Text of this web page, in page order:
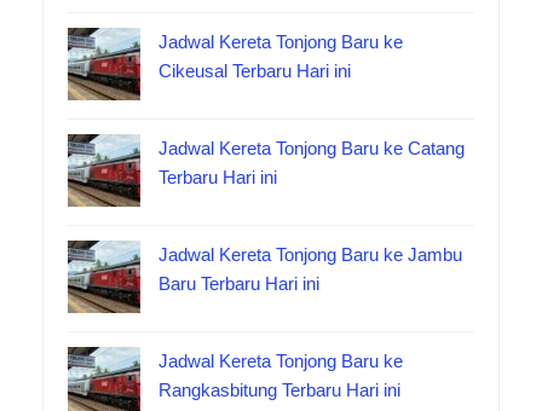
Jadwal Kereta Tonjong Baru ke
Cikeusal Terbaru Hari ini
Jadwal Kereta Tonjong Baru ke Catang
Terbaru Hari ini
Jadwal Kereta Tonjong Baru ke Jambu
Baru Terbaru Hari ini
Jadwal Kereta Tonjong Baru ke
Rangkasbitung Terbaru Hari ini